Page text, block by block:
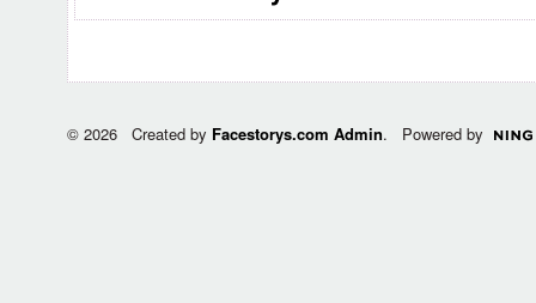
© 2026 Created by Facestorys.com Admin. Powered by